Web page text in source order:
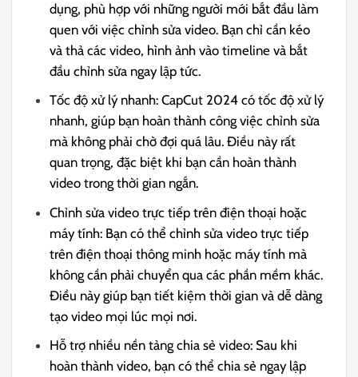
dụng, phù hợp với những người mới bắt đầu làm
quen với việc chỉnh sửa video. Bạn chỉ cần kéo
và thả các video, hình ảnh vào timeline và bắt
đầu chỉnh sửa ngay lập tức.
Tốc độ xử lý nhanh: CapCut 2024 có tốc độ xử lý
nhanh, giúp bạn hoàn thành công việc chỉnh sửa
mà không phải chờ đợi quá lâu. Điều này rất
quan trọng, đặc biệt khi bạn cần hoàn thành
video trong thời gian ngắn.
Chỉnh sửa video trực tiếp trên điện thoại hoặc
máy tính: Bạn có thể chỉnh sửa video trực tiếp
trên điện thoại thông minh hoặc máy tính mà
không cần phải chuyển qua các phần mềm khác.
Điều này giúp bạn tiết kiệm thời gian và dễ dàng
tạo video mọi lúc mọi nơi.
Hỗ trợ nhiều nền tảng chia sẻ video: Sau khi
hoàn thành video, bạn có thể chia sẻ ngay lập